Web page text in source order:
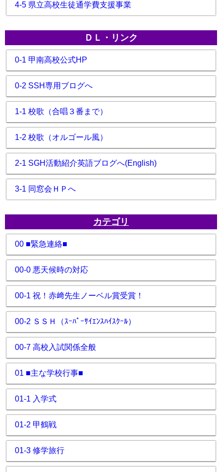
4-5 県立高校生徒通学費支援事業
ＤＬ・リンク
0-1 甲南高校公式HP
0-2 SSH専用ブログへ
1-1 校歌（合唱３番まで）
1-2 校歌（オルゴール風）
2-1 SGH活動紹介英語ブログへ(English)
3-1 同窓会ＨＰへ
カテゴリ
00 ■緊急連絡■
00-0 悪天候時の対応
00-1 祝！赤﨑先生ノーベル賞受賞！
00-2 ＳＳＨ（ｽｰﾊﾟｰｻｲｴﾝｽﾊｲｽｸｰﾙ）
00-7 高校入試関係全般
01 ■主な学校行事■
01-1 入学式
01-2 甲鶴戦
01-3 修学旅行